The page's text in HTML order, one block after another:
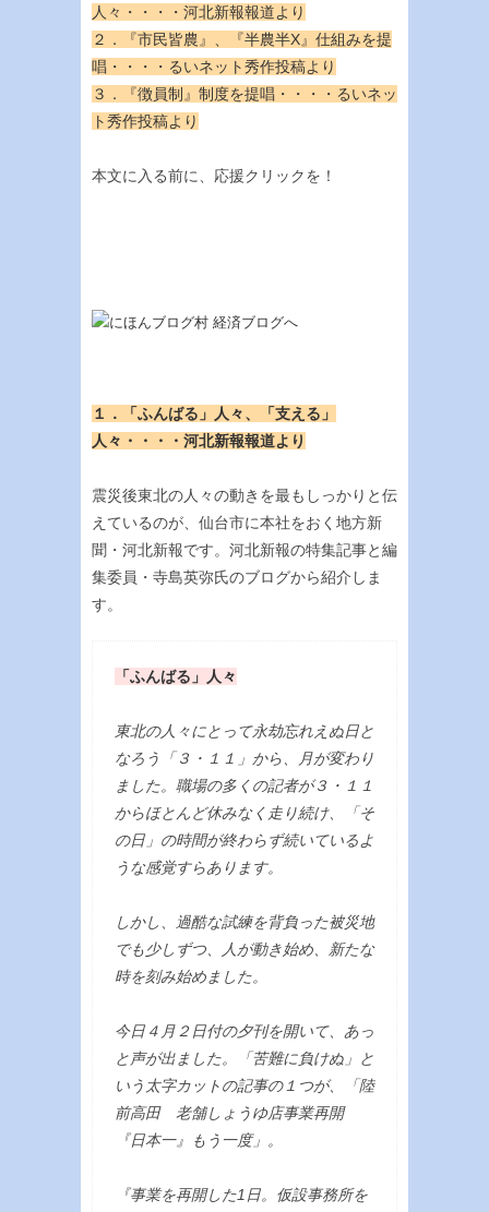
人々・・・・河北新報報道より
２．『市民皆農』、『半農半X』仕組みを提
唱・・・・るいネット秀作投稿より
３．『徴員制』制度を提唱・・・・るいネッ
ト秀作投稿より
本文に入る前に、応援クリックを！
１．「ふんばる」人々、「支える」
人々・・・・河北新報報道より
震災後東北の人々の動きを最もしっかりと伝
えているのが、仙台市に本社をおく地方新
聞・河北新報です。河北新報の特集記事と編
集委員・寺島英弥氏のブログから紹介しま
す。
「ふんばる」人々
東北の人々にとって永劫忘れえぬ日と
なろう「３・１１」から、月が変わり
ました。職場の多くの記者が３・１１
からほとんど休みなく走り続け、「そ
の日」の時間が終わらず続いているよ
うな感覚すらあります。
しかし、過酷な試練を背負った被災地
でも少しずつ、人が動き始め、新たな
時を刻み始めました。
今日４月２日付の夕刊を開いて、あっ
と声が出ました。「苦難に負けぬ」と
いう太字カットの記事の１つが、「陸
前高田 老舗しょうゆ店事業再開
『日本一』もう一度」。
『事業を再開した1日。仮設事務所を